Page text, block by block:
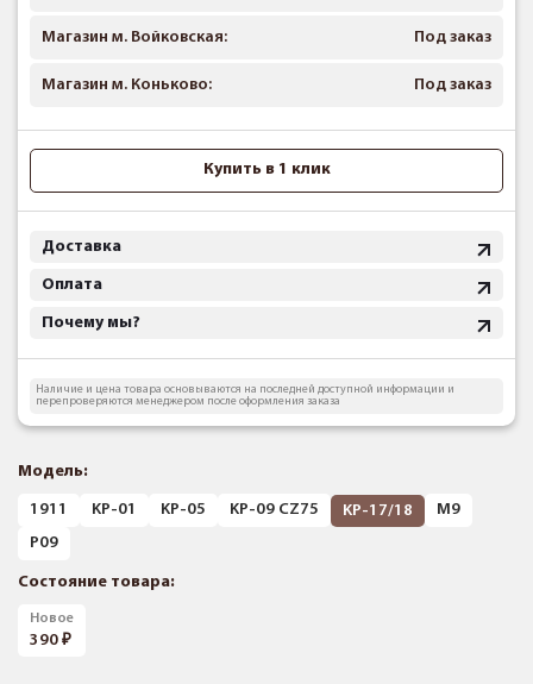
Магазин м. Войковская: Под заказ
Магазин м. Коньково: Под заказ
Купить в 1 клик
Доставка
Оплата
Почему мы?
Наличие и цена товара основываются на последней доступной информации и
перепроверяются менеджером после оформления заказа
Модель:
1911 KP-01 KP-05 KP-09 CZ75 KP-17/18
M9
P09
Состояние товара:
Новое
390